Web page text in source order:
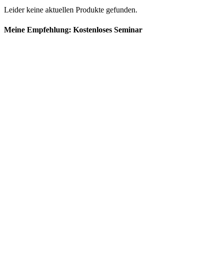
Leider keine aktuellen Produkte gefunden.
Meine Empfehlung: Kostenloses Seminar